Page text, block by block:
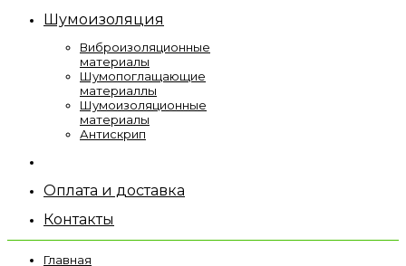
Шумоизоляция
Виброизоляционные
материалы
Шумопоглащающие
материаллы
Шумоизоляционные
материалы
Антискрип
Оплата и доставка
Контакты
Главная